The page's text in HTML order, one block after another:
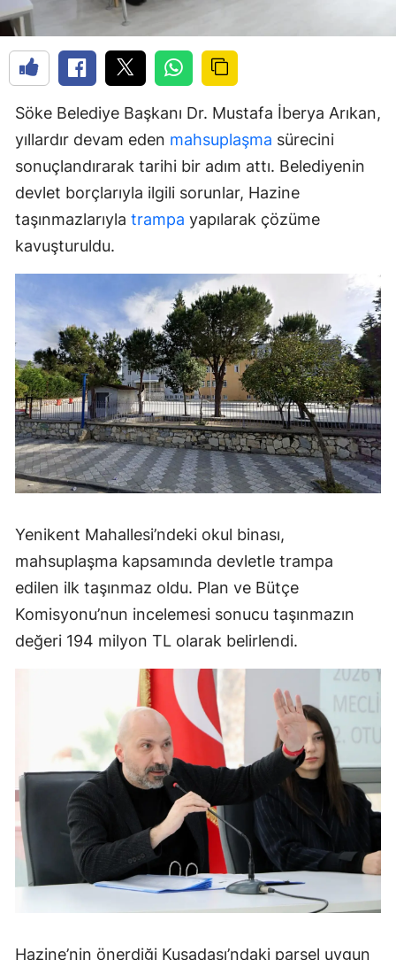
Söke Belediye Başkanı Dr. Mustafa İberya Arıkan,
yıllardır devam eden mahsuplaşma sürecini
sonuçlandırarak tarihi bir adım attı. Belediyenin
devlet borçlarıyla ilgili sorunlar, Hazine
taşınmazlarıyla trampa yapılarak çözüme
kavuşturuldu.
Yenikent Mahallesi’ndeki okul binası,
mahsuplaşma kapsamında devletle trampa
edilen ilk taşınmaz oldu. Plan ve Bütçe
Komisyonu’nun incelemesi sonucu taşınmazın
değeri 194 milyon TL olarak belirlendi.
Hazine’nin önerdiği Kuşadası’ndaki parsel uygun